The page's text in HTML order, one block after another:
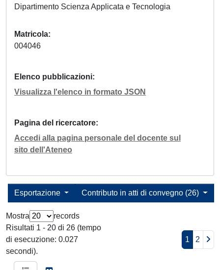
Dipartimento Scienza Applicata e Tecnologia
Matricola
004046
Elenco pubblicazioni
Visualizza l'elenco in formato JSON
Pagina del ricercatore
Accedi alla pagina personale del docente sul
sito dell'Ateneo
Contributo in atti di convegno (26)
Esportazione
Mostra
records
Risultati 1 - 20 di 26 (tempo
di esecuzione: 0.027
secondi).
1 2